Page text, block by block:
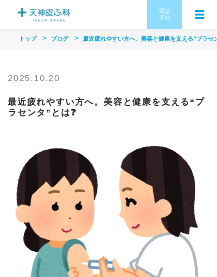
電話
予約
トップ ブログ 最近疲れやすい方へ。美容と健康を支える“プラセ
2025.10.20
最近疲れやすい方へ。美容と健康を支える“プ
ラセンタ”とは❓